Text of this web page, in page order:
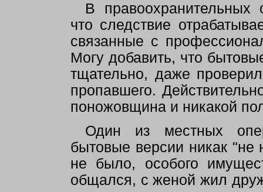
В правоохранительных
что следствие
связанные с
Могу добавить, что
тщательно, даже
пропавшего.
поножовщина и никакой
Один из местных
бытовые версии никак "не
не было, особого
общался, с женой жил